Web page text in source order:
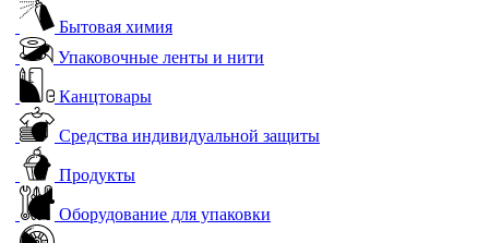
Бытовая химия
Упаковочные ленты и нити
Канцтовары
Средства индивидуальной защиты
Продукты
Оборудование для упаковки